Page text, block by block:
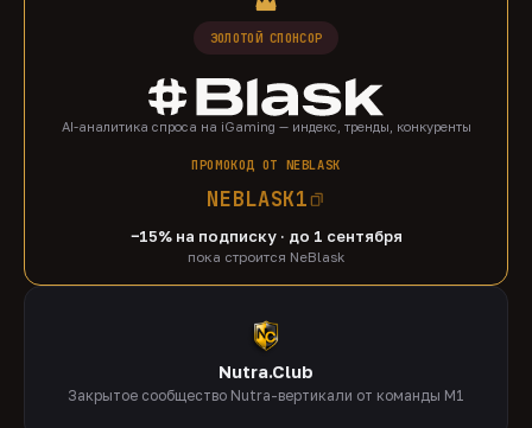
ЗОЛОТОЙ СПОНСОР
AI-аналитика спроса на iGaming — индекс, тренды, конкуренты
ПРОМОКОД ОТ NEBLASK
NEBLASK1
−15% на подписку · до 1 сентября
пока строится NeBlask
Nutra.Club
Закрытое сообщество Nutra-вертикали от команды M1